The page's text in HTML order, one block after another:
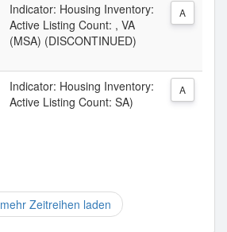
Indicator: Housing Inventory:
Active Listing Count: , VA
(MSA) (DISCONTINUED)
A
Indicator: Housing Inventory:
Active Listing Count: SA)
A
mehr Zeitreihen laden